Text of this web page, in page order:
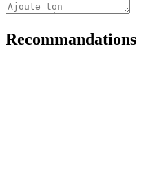
Recommandations